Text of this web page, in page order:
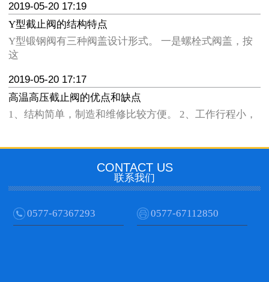
2019-05-20 17:19
Y型截止阀的结构特点
Y型锻钢阀有三种阀盖设计形式。 一是螺栓式阀盖，按
这
2019-05-20 17:17
高温高压截止阀的优点和缺点
1、结构简单，制造和维修比较方便。 2、工作行程小，
CONTACT US
联系我们
0577-67367293 0577-67112850